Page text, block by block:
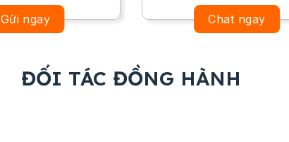
Gửi ngay Chat ngay
ĐỐI TÁC ĐỒNG HÀNH